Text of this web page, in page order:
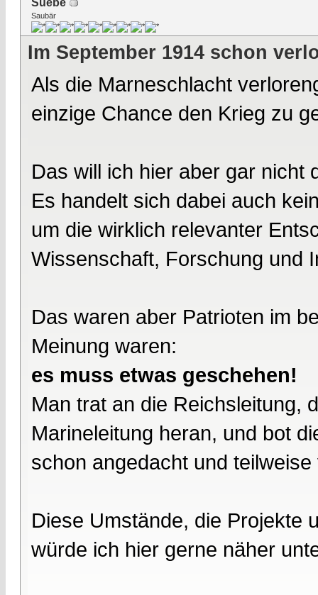
Suebe
Saubär
Im September 1914 schon
Als die Marneschlacht
einzige Chance den Krieg zu
Das will ich hier aber gar nicht
Es handelt sich dabei auch
um die wirklich relevanter
Wissenschaft, Forschung und
Das waren aber Patrioten im
Meinung waren:
es muss etwas geschehen!
Man trat an die Reichsleitung,
Marineleitung heran, und bot
schon angedacht und
Diese Umstände, die Projekte
würde ich hier gerne näher